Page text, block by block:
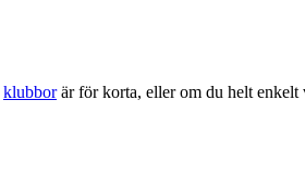
klubborär för korta, eller om du helt